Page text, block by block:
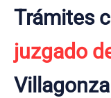
Trámites
juzgado